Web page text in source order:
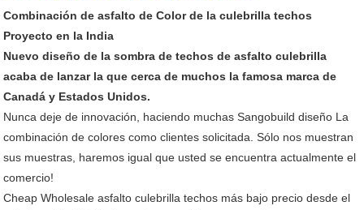
Combinación de asfalto de Color de la culebrilla techos
Proyecto en la India
Nuevo diseño de la sombra de techos de asfalto culebrilla
acaba de lanzar la que cerca de muchos la famosa marca de
Canadá y Estados Unidos.
Nunca deje de innovación, haciendo muchas Sangobuild diseño La
combinación de colores como clientes solicitada. Sólo nos muestran
sus muestras, haremos igual que usted se encuentra actualmente el
comercio!
Cheap Wholesale asfalto culebrilla techos más bajo precio desde el